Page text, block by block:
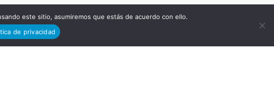
este sitio, asumiremos que estás de acuerdo con ello.
de privacidad